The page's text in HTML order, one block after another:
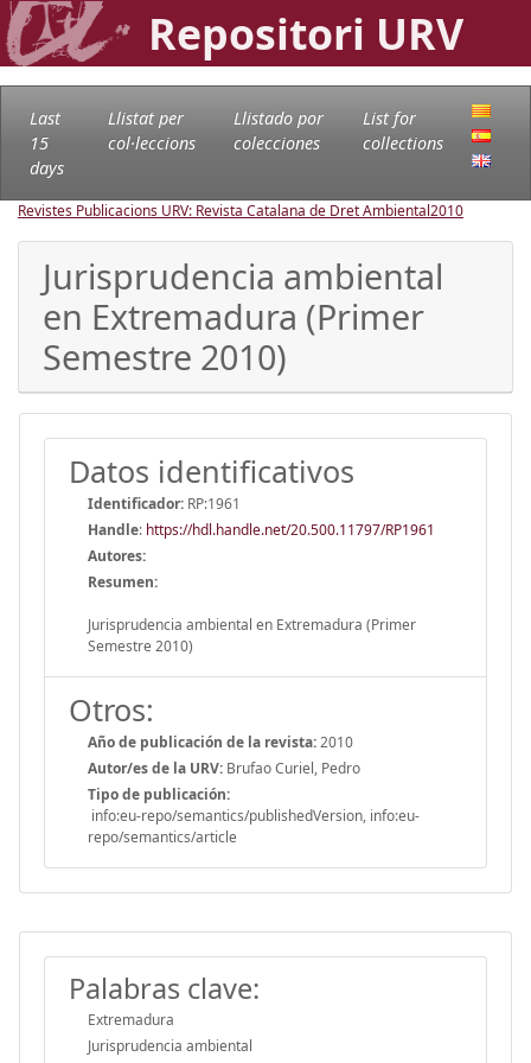
Repositori URV
Last
15
days
Llistat per
col·leccions
Llistado por
colecciones
List for
collections
Revistes Publicacions URV: Revista Catalana de Dret Ambiental2010
Jurisprudencia ambiental
en Extremadura (Primer
Semestre 2010)
Datos identificativos
Identificador: RP:1961
Handle: https://hdl.handle.net/20.500.11797/RP1961
Autores:
Resumen:
Jurisprudencia ambiental en Extremadura (Primer
Semestre 2010)
Otros:
Año de publicación de la revista:2010
Autor/es de la URV: Brufao Curiel, Pedro
Tipo de publicación:
info:eu-repo/semantics/publishedVersion, info:eu-
repo/semantics/article
Palabras clave:
Extremadura
Jurisprudencia ambiental